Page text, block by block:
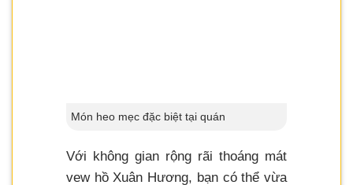
Món heo mẹc đặc biệt tại quán
Với không gian rộng rãi thoáng mát
vew hồ Xuân Hương, bạn có thể vừa